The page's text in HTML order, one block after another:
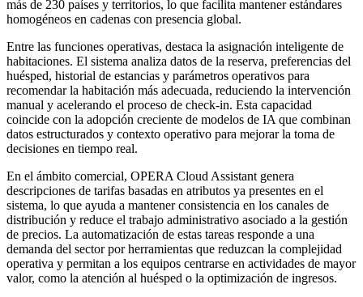
más de 230 países y territorios, lo que facilita mantener estándares
homogéneos en cadenas con presencia global.
Entre las funciones operativas, destaca la asignación inteligente de
habitaciones. El sistema analiza datos de la reserva, preferencias del
huésped, historial de estancias y parámetros operativos para
recomendar la habitación más adecuada, reduciendo la intervención
manual y acelerando el proceso de check‑in. Esta capacidad
coincide con la adopción creciente de modelos de IA que combinan
datos estructurados y contexto operativo para mejorar la toma de
decisiones en tiempo real.
En el ámbito comercial, OPERA Cloud Assistant genera
descripciones de tarifas basadas en atributos ya presentes en el
sistema, lo que ayuda a mantener consistencia en los canales de
distribución y reduce el trabajo administrativo asociado a la gestión
de precios. La automatización de estas tareas responde a una
demanda del sector por herramientas que reduzcan la complejidad
operativa y permitan a los equipos centrarse en actividades de mayor
valor, como la atención al huésped o la optimización de ingresos.